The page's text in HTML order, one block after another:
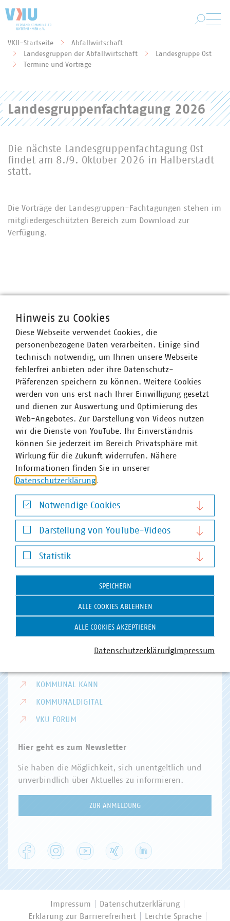
Sie befinden sich hier:
VKU-Startseite
Abfallwirtschaft
Landesgruppen der Abfallwirtschaft
Landesgruppe Ost
Termine und Vorträge
Landesgruppenfachtagung 2026
Die nächste Landesgruppenfachtagung Ost
findet am 8./9. Oktober 2026 in Halberstadt
statt.
Die Vorträge der Landesgruppen-Fachtagungen stehen im
mitgliedergeschützten Bereich zum Download zur
Verfügung.
VKU-Bereiche
ENERGIEWIRTSCHAFTWASSER/ABWASSERDIGITALISIERUNG/TKABFALLWIRTSCHAFT
RECHT
Hausanschrift und Kontakt
VKU-Hauptgeschäftsstelle
Invalidenstr. 91
10115 Berlin
+49 30 58580-0
KOMMUNAL KANN
KOMMUNALDIGITAL
VKU FORUM
Hier geht es zum Newsletter
Sie haben die Möglichkeit, sich unentgeltlich und
unverbindlich über Aktuelles zu informieren.
ZUR ANMELDUNG
Facebook Instagram YouTube
Impressum
Datenschutzerklärung
Erklärung zur Barrierefreiheit
Leichte Sprache
Hinweis zu Cookies
Diese Webseite verwendet Cookies, die
personenbezogene Daten verarbeiten. Einige sind
technisch notwendig, um Ihnen unsere Webseite
fehlerfrei anbieten oder ihre Datenschutz-
Präferenzen speichern zu können. Weitere Cookies
werden von uns erst nach Ihrer Einwilligung gesetzt
und dienen zur Auswertung und Optimierung des
Web-Angebotes. Zur Darstellung von Videos nutzen
wir die Dienste von YouTube. Ihr Einverständnis
können Sie jederzeit im Bereich Privatsphäre mit
Wirkung für die Zukunft widerrufen. Nähere
Informationen finden Sie in unserer
Datenschutzerklärung
Notwendige Cookies
Notwendige Cookies
Darstellung von YouTube-Videos
Darstellung von YouTube-Videos
Statistik
Statistik
SPEICHERN
ALLE COOKIES ABLEHNEN
ALLE COOKIES AKZEPTIEREN
DatenschutzerklärungImpressum